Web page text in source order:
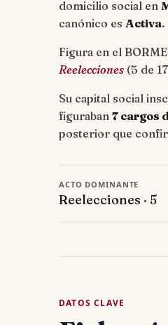
domicilio social en
canónico es Activa
Figura en el
Reelecciones (5 de
Su capital social
figuraban 7 cargos
posterior que
ACTO DOMINANTE
Reelecciones · 5
DATOS CLAVE